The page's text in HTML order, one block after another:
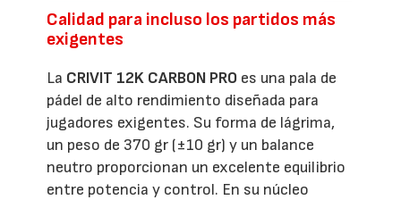
Calidad para incluso los partidos más
exigentes
La CRIVIT 12K CARBON PRO es una pala de
pádel de alto rendimiento diseñada para
jugadores exigentes. Su forma de lágrima,
un peso de 370 gr (±10 gr) y un balance
neutro proporcionan un excelente equilibrio
entre potencia y control. En su núcleo